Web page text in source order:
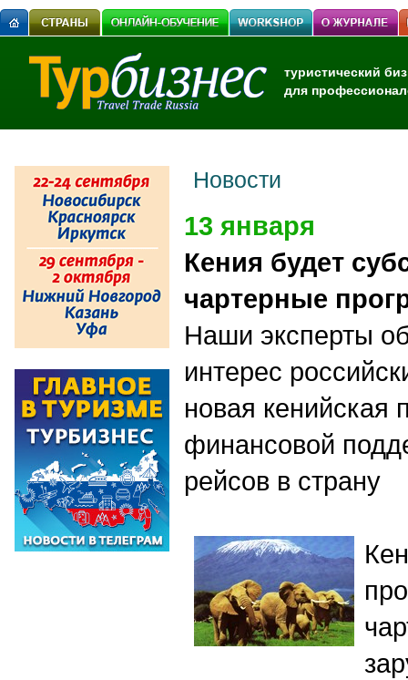
туристический
для
Новости
13 января
Кения будет
чартерные
Наши эксперты
интерес
новая кенийская
финансовой
рейсов в страну